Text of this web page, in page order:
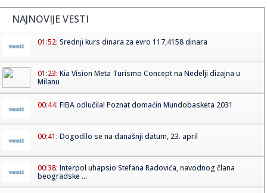
NAJNOVIJE VESTI
01:52: Srednji kurs dinara za evro 117,4158 dinara
01:23: Kia Vision Meta Turismo Concept na Nedelji dizajna u
Milanu
00:44: FIBA odlučila! Poznat domaćin Mundobasketa 2031
00:41: Dogodilo se na današnji datum, 23. april
00:38: Interpol uhapsio Stefana Radovića, navodnog člana
beogradske ...